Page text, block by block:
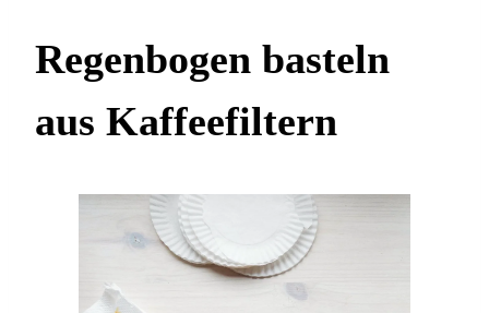
Regenbogen basteln
aus Kaffeefiltern